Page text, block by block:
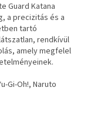
Guard Katana
a precizitás és a
tartó
rendkívül
amely megfelel
Gi-Oh!, Naruto